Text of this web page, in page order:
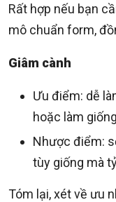
Rất hợp nếu bạn
mô chuẩn form,
Giâm cành
Ưu điểm: dễ
hoặc làm
Nhược điểm:
tùy giống mà
Tóm lại, xét về ưu